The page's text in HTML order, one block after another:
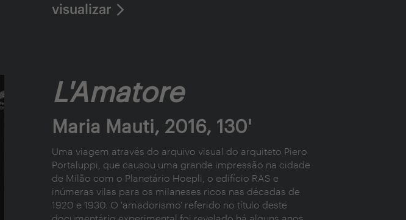
visualizar
L'Amatore
Maria Mauti, 2016, 130'
Uma viagem através do arquivo visual do arquiteto Piero
Portaluppi, que causou uma grande impressão na cidade
de Milão com o Planetário Hoepli, o edifício RAS e
inúmeras vilas para os milaneses ricos nas décadas de
1920 e 1930. O 'amadorismo' referido no título deste